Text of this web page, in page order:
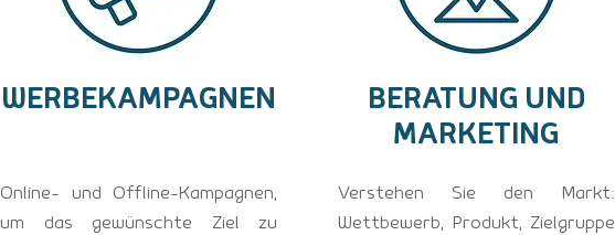
WERBEKAMPAGNEN
Online- und Offline-Kampagnen,
um das gewünschte Ziel zu
BERATUNG UND
MARKETING
Verstehen Sie den Markt:
Wettbewerb, Produkt, Zielgruppe